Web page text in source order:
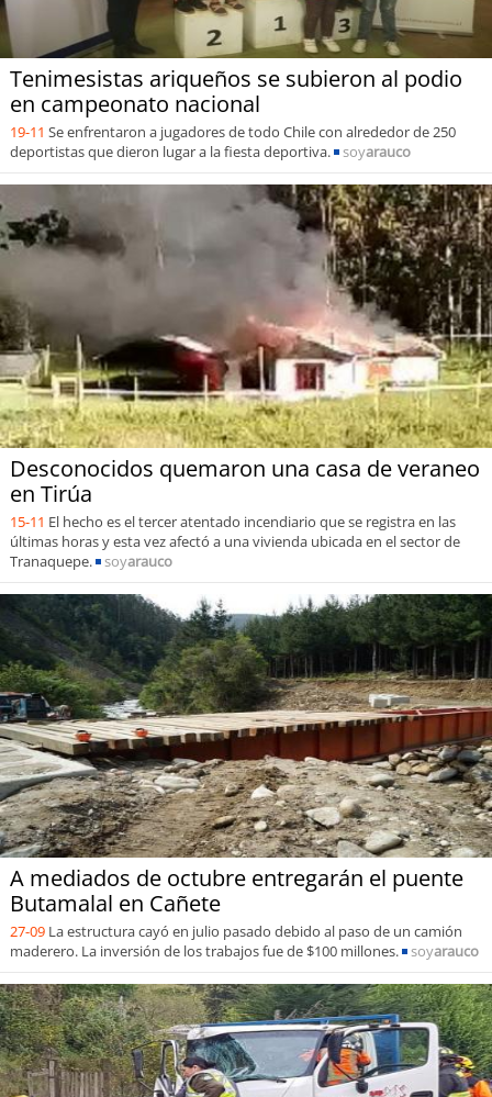
Tenimesistas ariqueños se subieron al podio
en campeonato nacional
19-11 Se enfrentaron a jugadores de todo Chile con alrededor de 250
deportistas que dieron lugar a la fiesta deportiva.
soyarauco
Desconocidos quemaron una casa de veraneo
en Tirúa
15-11 El hecho es el tercer atentado incendiario que se registra en las
últimas horas y esta vez afectó a una vivienda ubicada en el sector de
Tranaquepe.
soyarauco
A mediados de octubre entregarán el puente
Butamalal en Cañete
27-09 La estructura cayó en julio pasado debido al paso de un camión
maderero. La inversión de los trabajos fue de $100 millones.
soyarauco